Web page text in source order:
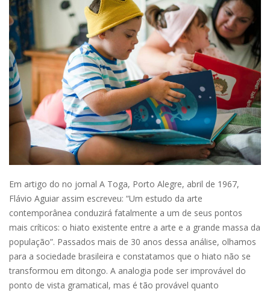
Em artigo do no jornal A Toga, Porto Alegre, abril de 1967,
Flávio Aguiar assim escreveu: “Um estudo da arte
contemporânea conduzirá fatalmente a um de seus pontos
mais críticos: o hiato existente entre a arte e a grande massa da
população”. Passados mais de 30 anos dessa análise, olhamos
para a sociedade brasileira e constatamos que o hiato não se
transformou em ditongo. A analogia pode ser improvável do
ponto de vista gramatical, mas é tão provável quanto